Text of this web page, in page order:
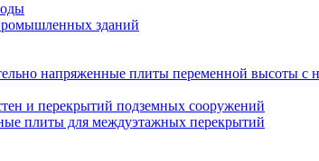
зданий
напряженные плиты переменной высоты с
и перекрытий подземных сооружений
плиты для междуэтажных перекрытий